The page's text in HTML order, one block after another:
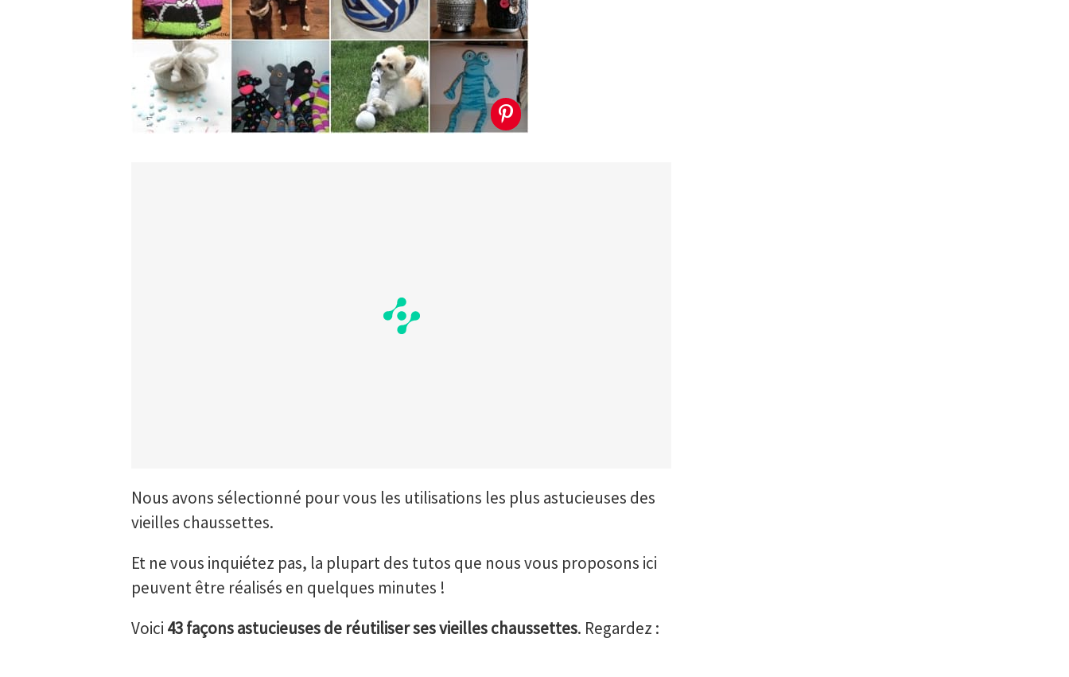
Nous avons sélectionné pour vous les utilisations les plus astucieuses des
vieilles chaussettes.
Et ne vous inquiétez pas, la plupart des tutos que nous vous proposons ici
peuvent être réalisés en quelques minutes !
Voici 43 façons astucieuses de réutiliser ses vieilles chaussettes. Regardez :